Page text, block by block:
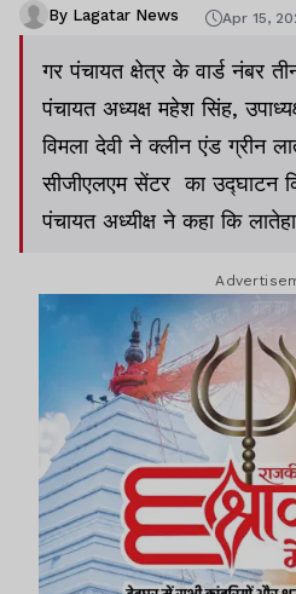
By Lagatar News Apr 15,
गर पंचायत क्षेत्र के वार्ड नंबर
पंचायत अध्यक्ष महेश सिंह,
विमला देवी ने क्लीन एंड ग्रीन
सीजीएलएम सेंटर का उद्घाटन
पंचायत अध्यीक्ष ने कहा कि